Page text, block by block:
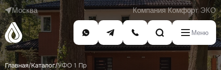
Москва Компания Комфорт ЭКО
Меню
Главная/Каталог/УФО 1 Пр